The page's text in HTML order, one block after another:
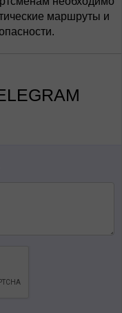
маршруты и